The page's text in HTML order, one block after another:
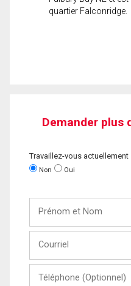
quartier Falconridge.
Demander plus
Travaillez-vous actuellement
Non Oui
Nom
(Optionnel)